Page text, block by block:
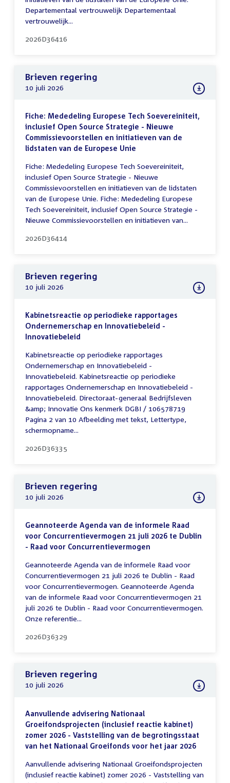
Departementaal vertrouwelijk Departementaal
vertrouwelijk...
2026D36416
Brieven regering
10 juli 2026
Fiche: Mededeling Europese Tech Soevereiniteit,
inclusief Open Source Strategie - Nieuwe
Commissievoorstellen en initiatieven van de
lidstaten van de Europese Unie
Fiche: Mededeling Europese Tech Soevereiniteit,
inclusief Open Source Strategie - Nieuwe
Commissievoorstellen en initiatieven van de lidstaten
van de Europese Unie. Fiche: Mededeling Europese
Tech Soevereiniteit, inclusief Open Source Strategie -
Nieuwe Commissievoorstellen en initiatieven van...
2026D36414
Brieven regering
10 juli 2026
Kabinetsreactie op periodieke rapportages
Ondernemerschap en Innovatiebeleid -
Innovatiebeleid
Kabinetsreactie op periodieke rapportages
Ondernemerschap en Innovatiebeleid -
Innovatiebeleid. Kabinetsreactie op periodieke
rapportages Ondernemerschap en Innovatiebeleid -
Innovatiebeleid. Directoraat-generaal Bedrijfsleven
&amp; Innovatie Ons kenmerk DGBI / 106578719
Pagina 2 van 10 Afbeelding met tekst, Lettertype,
schermopname...
2026D36335
Brieven regering
10 juli 2026
Geannoteerde Agenda van de informele Raad
voor Concurrentievermogen 21 juli 2026 te Dublin
- Raad voor Concurrentievermogen
Geannoteerde Agenda van de informele Raad voor
Concurrentievermogen 21 juli 2026 te Dublin - Raad
voor Concurrentievermogen. Geannoteerde Agenda
van de informele Raad voor Concurrentievermogen 21
juli 2026 te Dublin - Raad voor Concurrentievermogen.
Onze referentie...
2026D36329
Brieven regering
10 juli 2026
Aanvullende advisering Nationaal
Groeifondsprojecten (inclusief reactie kabinet)
zomer 2026 - Vaststelling van de begrotingsstaat
van het Nationaal Groeifonds voor het jaar 2026
Aanvullende advisering Nationaal Groeifondsprojecten
(inclusief reactie kabinet) zomer 2026 - Vaststelling van